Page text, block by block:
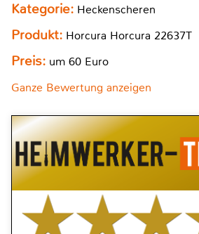
Kategorie: Heckenscheren
Produkt: Horcura Horcura 22637T
Preis: um 60 Euro
Ganze Bewertung anzeigen